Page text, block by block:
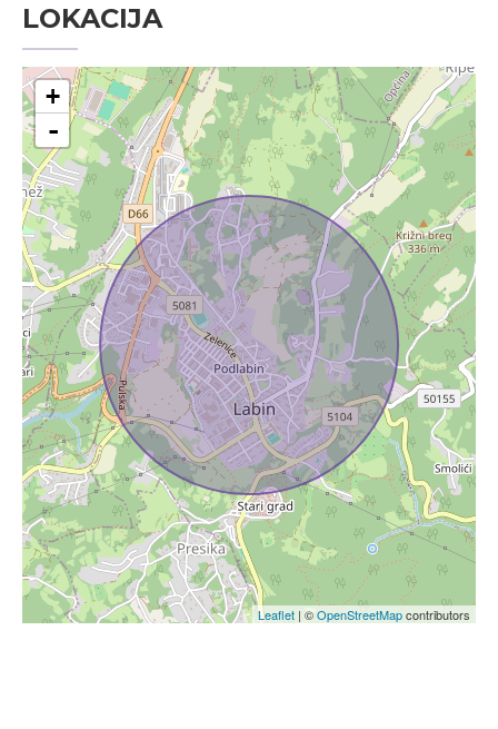
LOKACIJA
+
-
Leaflet | ©OpenStreetMapcontributors